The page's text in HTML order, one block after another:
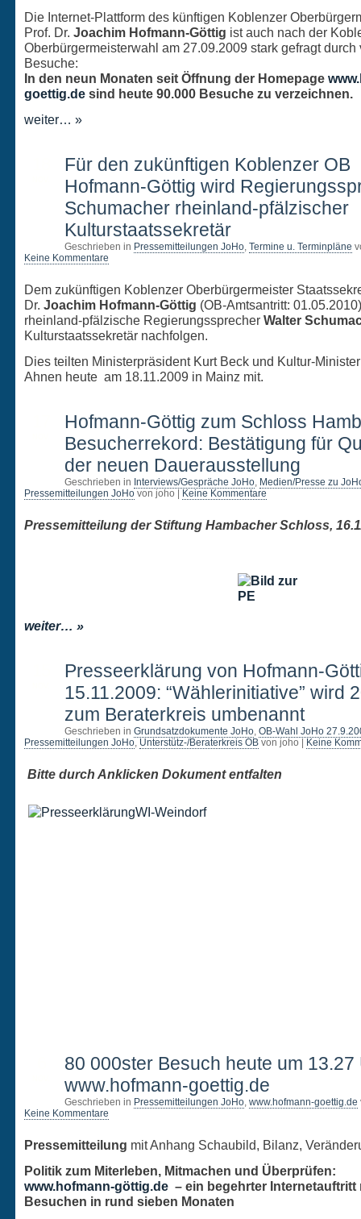
Die Internet-Plattform des künftigen Koblenzer
Prof. Dr. Joachim Hofmann-Göttig ist auch nach der
Oberbürgermeisterwahl am 27.09.2009 stark gefragt durch
Besuche:
In den neun Monaten seit Öffnung der Homepage
goettig.de sind heute 90.000 Besuche zu verzeichnen.
weiter… »
Für den zukünftigen Koblenzer OB
Hofmann-Göttig wird
Schumacher rheinland-pfälzischer
Kulturstaatssekretär
Geschrieben in Pressemitteilungen JoHo, Termine u. Terminpläne
Keine Kommentare
Dem zukünftigen Koblenzer Oberbürgermeister
Dr. Joachim Hofmann-Göttig (OB-Amtsantritt:
rheinland-pfälzische Regierungssprecher Walter
Kulturstaatssekretär nachfolgen.
Dies teilten Ministerpräsident Kurt Beck und Kultur-
Ahnen heute am 18.11.2009 in Mainz mit.
Hofmann-Göttig zum Schloss
Besucherrekord: Bestätigung für
der neuen Dauerausstellung
Geschrieben in Interviews/Gespräche JoHo, Medien/Presse zu
Pressemitteilungen JoHo von joho | Keine Kommentare
Pressemitteilung der Stiftung Hambacher Schloss,
weiter… »
Presseerklärung von Hofmann-
15.11.2009: “Wählerinitiative” wird
zum Beraterkreis umbenannt
Geschrieben in Grundsatzdokumente JoHo, OB-Wahl JoHo
Pressemitteilungen JoHo, Unterstütz-/Beraterkreis OB von joho | Keine
Bitte durch Anklicken Dokument entfalten
80 000ster Besuch heute um 13.27
www.hofmann-goettig.de
Geschrieben in Pressemitteilungen JoHo, www.hofmann-goettig.de
Keine Kommentare
Pressemitteilung mit Anhang Schaubild, Bilanz,
Politik zum Miterleben, Mitmachen und Überprüfen:
www.hofmann-göttig.de – ein begehrter Internetauftritt
Besuchen in rund sieben Monaten